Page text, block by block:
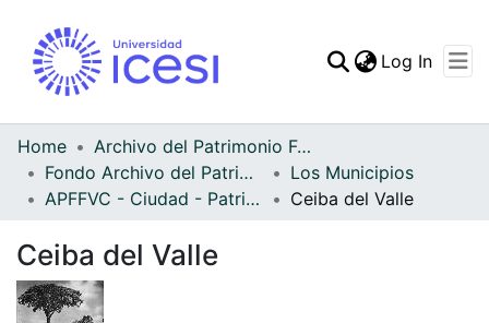
Statistics
Log In
Home
Archivo del Patrimonio Fotográfico y Fílmico del Valle del Cauca
Fondo Archivo del Patrimonio Fotográfico y Fílmico del Valle del Cauca
Los Municipios
APFFVC - Ciudad - Patrimonial
Ceiba del Valle
Ceiba del Valle